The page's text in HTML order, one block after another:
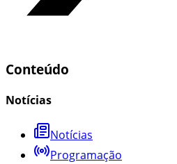
Conteúdo
Notícias
Notícias
Programação